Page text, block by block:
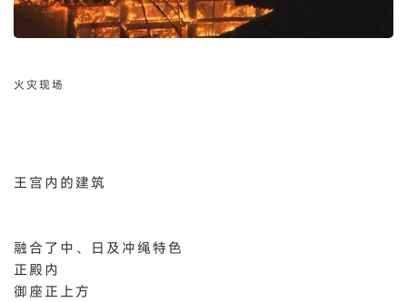
火灾现场
王宫内的建筑
融合了中、日及冲绳特色
正殿内
御座正上方